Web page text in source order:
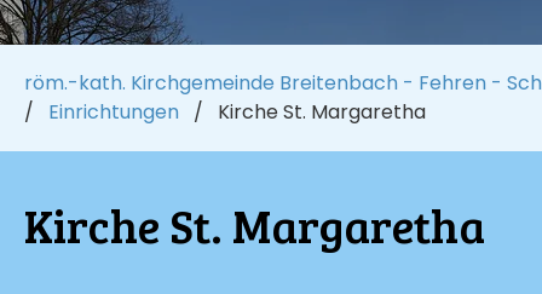
röm.-kath. Kirchgemeinde Breitenbach - Fehren -
Einrichtungen
Kirche St. Margaretha
Kirche St. Margaretha